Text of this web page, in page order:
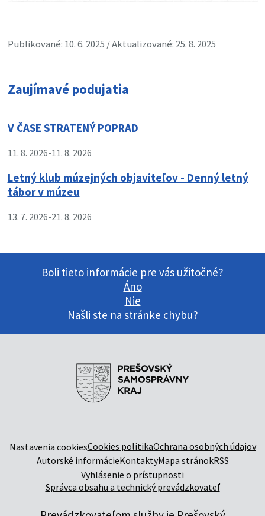
Publikované: 10. 6. 2025 / Aktualizované: 25. 8. 2025
Zaujímavé podujatia
V ČASE STRATENÝ POPRAD
11. 8. 2026-11. 8. 2026
Letný klub múzejných objaviteľov - Denný letný
tábor v múzeu
13. 7. 2026-21. 8. 2026
Boli tieto informácie pre vás užitočné?
Áno
Nie
Našli ste na stránke chybu?
Nastavenia cookiesCookies politikaOchrana osobných údajov
Autorské informácieKontaktyMapa stránokRSS
Vyhlásenie o prístupnosti
Správca obsahu a technický prevádzkovateľ